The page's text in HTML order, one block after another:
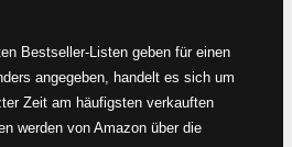
Bestseller-Listen geben für einen
angegeben, handelt es sich um
Zeit am häufigsten verkauften
werden von Amazon über die